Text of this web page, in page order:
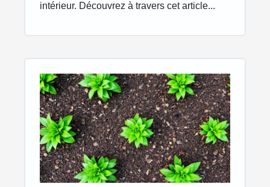
intérieur. Découvrez à travers cet article...